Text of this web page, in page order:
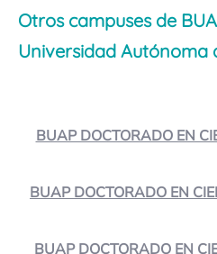
Otros campuses de
Universidad Autónoma
BUAP DOCTORADO EN
BUAP DOCTORADO EN
BUAP DOCTORADO EN